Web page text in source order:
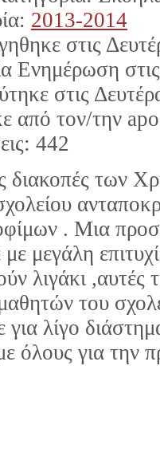
2013-2014
στις
Ενημέρωση
στις
από τον/την
442
διακοπές των
. Μια
με μεγάλη
λιγάκι
μαθητών του
για λίγο
όλους για την